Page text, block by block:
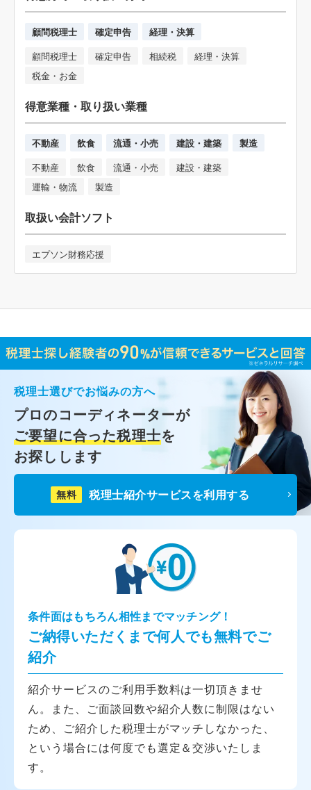
顧問税理士 確定申告 経理・決算
顧問税理士 確定申告 相続税
経理・決算
税金・お金
得意業種・取り扱い業種
不動産 飲食 流通・小売 建設・建築 製造
不動産 飲食 流通・小売
建設・建築
運輸・物流
製造
取扱い会計ソフト
エプソン財務応援
税理士選びでお悩みの方へ
プロのコーディネーターが
ご要望に合った税理士を
お探しします
無料 税理士紹介サービスを利用する
条件面はもちろん相性までマッチング！
ご納得いただくまで何人でも無料でご
紹介
紹介サービスのご利用手数料は一切頂きませ
ん。また、ご面談回数や紹介人数に制限はない
ため、ご紹介した税理士がマッチしなかった、
という場合には何度でも選定＆交渉いたしま
す。